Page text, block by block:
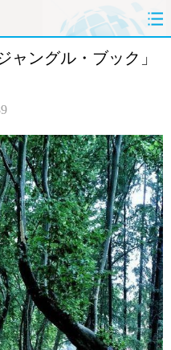
経済
写真
ャングル・ブック」